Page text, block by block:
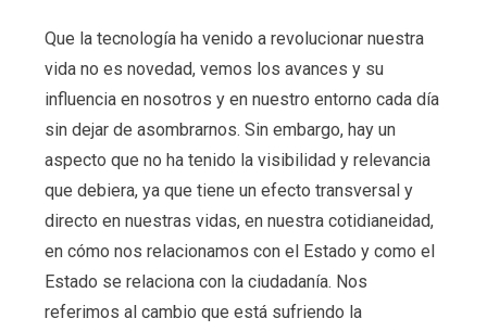
Que la tecnología ha venido a revolucionar nuestra
vida no es novedad, vemos los avances y su
influencia en nosotros y en nuestro entorno cada día
sin dejar de asombrarnos. Sin embargo, hay un
aspecto que no ha tenido la visibilidad y relevancia
que debiera, ya que tiene un efecto transversal y
directo en nuestras vidas, en nuestra cotidianeidad,
en cómo nos relacionamos con el Estado y como el
Estado se relaciona con la ciudadanía. Nos
referimos al cambio que está sufriendo la